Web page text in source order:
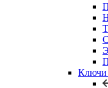
Ключи